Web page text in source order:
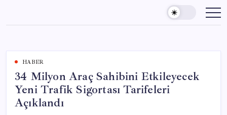
content
HABER
34 Milyon Araç Sahibini Etkileyecek
Yeni Trafik Sigortası Tarifeleri
Açıklandı